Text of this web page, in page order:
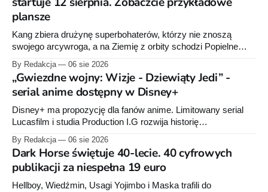
plansze
Kang zbiera drużynę superbohaterów, którzy nie znoszą
swojego arcywroga, a na Ziemię z orbity schodzi Popielne
Przymierze z królem Arturem na czele. Pierwszy tom nowej
serii Avengers autorstwa Jeda MacKaya trafia do sklepów 12
sierpnia. Rzućcie okiem na przykładowe plansze.
By Redakcja 06 sie 2026
„Gwiezdne wojny: Wizje - Dziewiąty Jedi” -
serial anime dostępny w Disney+
Disney+ ma propozycję dla fanów anime. Limitowany serial
Lucasfilm i studia Production I.G rozwija historię
zapoczątkowaną w krótkometrażówkach „Dziewiąty Jedi”
oraz „Dziewiąty Jedi: Dziecko nadziei" z serii „Gwiezdne
wojny: Wizje”. Wszystkie osiem odcinków jest już dostępnych
w Disney+.
By Redakcja 06 sie 2026
Dark Horse świętuje 40-lecie. 40 cyfrowych
publikacji za niespełna 19 euro
Hellboy, Wiedźmin, Usagi Yojimbo i Maska trafili do